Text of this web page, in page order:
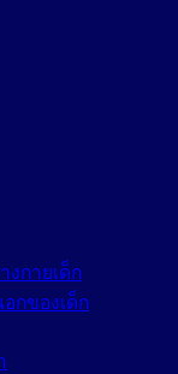
งกายเด็ก
กของเด็ก